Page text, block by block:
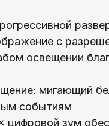
с
освещении
мигающий
событиям
цифровой зум